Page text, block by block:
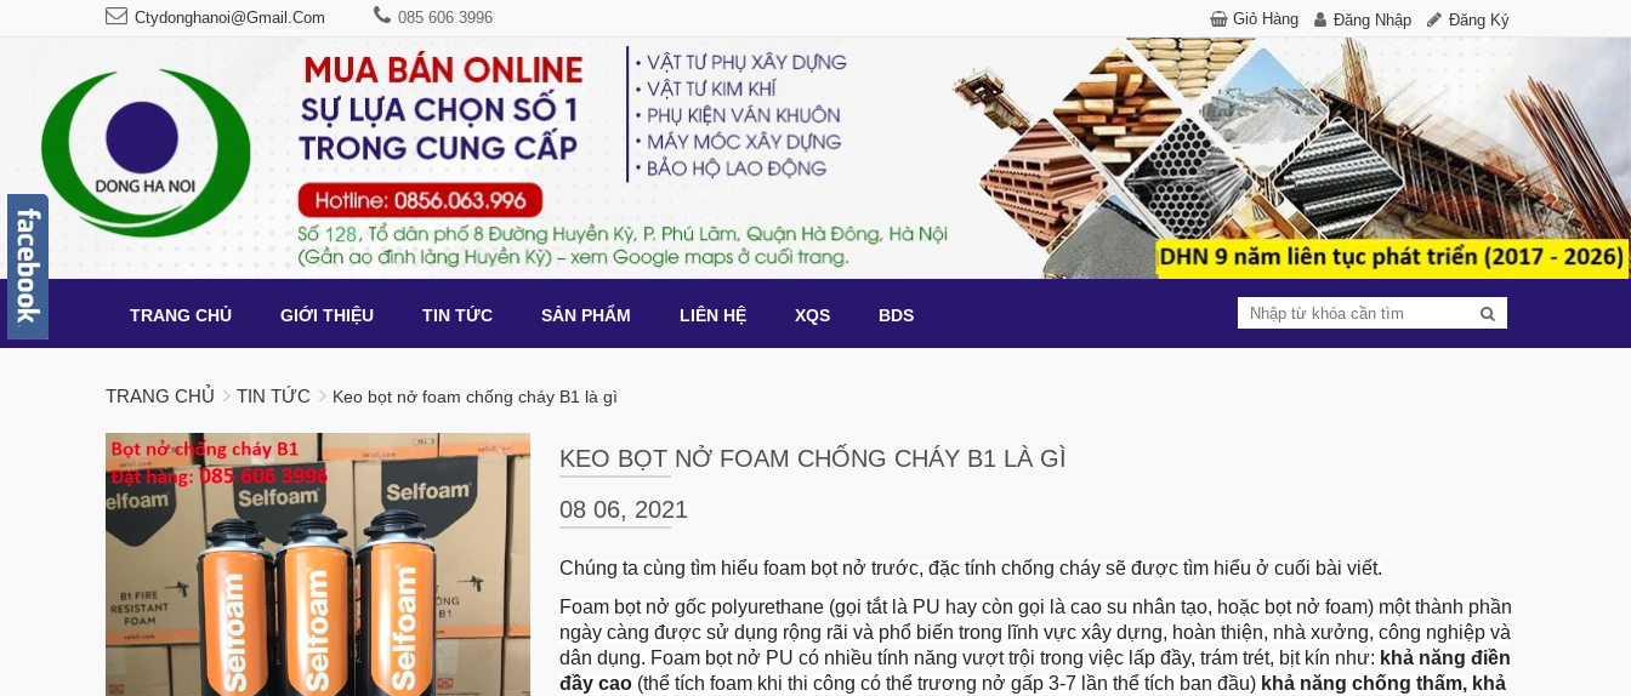
Ctydonghanoi@gmail.com 085 606 3996 Giỏ Hàng Đăng Nhập Đăng Ký
TRANG CHỦ GIỚI THIỆU TIN TỨC SẢN PHẨM LIÊN HỆ XQS BDS
TRANG CHỦ TIN TỨC Keo bọt nở foam chống cháy B1 là gì
KEO BỌT NỞ FOAM CHỐNG CHÁY B1 LÀ GÌ
08 06, 2021
Chúng ta cùng tìm hiểu foam bọt nở trước, đặc tính chống cháy sẽ được tìm hiểu ở cuối bài viết.
Foam bọt nở gốc polyurethane (gọi tắt là PU hay còn gọi là cao su nhân tạo, hoặc bọt nở foam) một thành phần
ngày càng được sử dụng rộng rãi và phổ biến trong lĩnh vực xây dựng, hoàn thiện, nhà xưởng, công nghiệp và
dân dụng. Foam bọt nở PU có nhiều tính năng vượt trội trong việc lấp đầy, trám trét, bịt kín như: khả năng điền
đầy cao (thể tích foam khi thi công có thể trương nở gấp 3-7 lần thể tích ban đầu) khả năng chống thấm, khả